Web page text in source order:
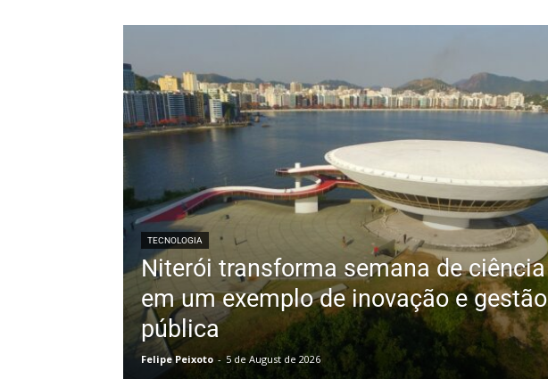
TECNOLOGIA
Niterói transforma semana de ciência
em um exemplo de inovação e gestão
pública
Felipe Peixoto - 5 de August de 2026